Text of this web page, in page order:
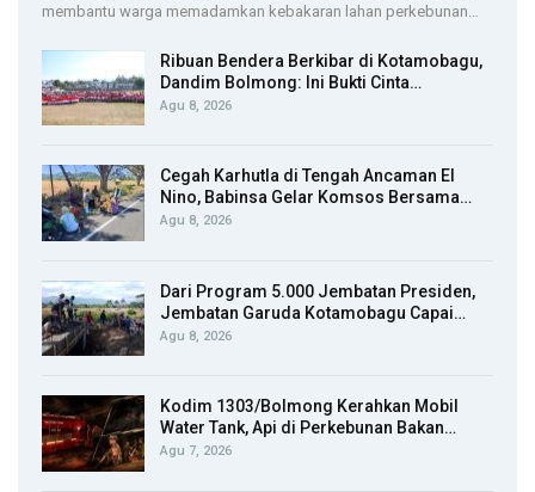
membantu warga memadamkan kebakaran lahan perkebunan…
Ribuan Bendera Berkibar di Kotamobagu,
Dandim Bolmong: Ini Bukti Cinta…
Agu 8, 2026
Cegah Karhutla di Tengah Ancaman El
Nino, Babinsa Gelar Komsos Bersama…
Agu 8, 2026
Dari Program 5.000 Jembatan Presiden,
Jembatan Garuda Kotamobagu Capai…
Agu 8, 2026
Kodim 1303/Bolmong Kerahkan Mobil
Water Tank, Api di Perkebunan Bakan…
Agu 7, 2026